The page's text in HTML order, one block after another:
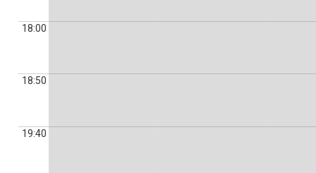
18:00
18:50
19:40